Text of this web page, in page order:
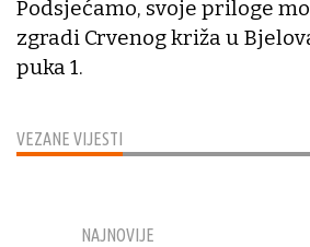
VEZANE VIJESTI
Podsjećamo, svoje priloge
zgradi Crvenog križa u
puka 1.
NAJNOVIJE